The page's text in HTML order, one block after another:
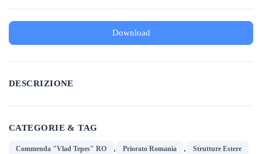
Download
DESCRIZIONE
CATEGORIE & TAG
Commenda "Vlad Tepes" RO , Priorato Romania , Strutture Estere